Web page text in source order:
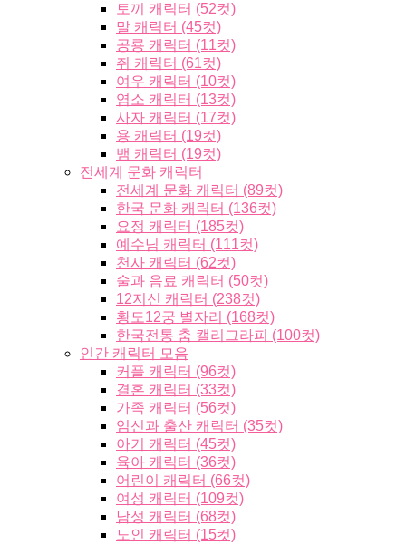
토끼 캐릭터 (52컷)
말 캐릭터 (45컷)
공룡 캐릭터 (11컷)
쥐 캐릭터 (61컷)
여우 캐릭터 (10컷)
염소 캐릭터 (13컷)
사자 캐릭터 (17컷)
용 캐릭터 (19컷)
뱀 캐릭터 (19컷)
전세계 문화 캐릭터
전세계 문화 캐릭터 (89컷)
한국 문화 캐릭터 (136컷)
요정 캐릭터 (185컷)
예수님 캐릭터 (111컷)
천사 캐릭터 (62컷)
술과 음료 캐릭터 (50컷)
12지신 캐릭터 (238컷)
황도12궁 별자리 (168컷)
한국전통 춤 캘리그라피 (100컷)
인간 캐릭터 모음
커플 캐릭터 (96컷)
결혼 캐릭터 (33컷)
가족 캐릭터 (56컷)
임신과 출산 캐릭터 (35컷)
아기 캐릭터 (45컷)
육아 캐릭터 (36컷)
어린이 캐릭터 (66컷)
여성 캐릭터 (109컷)
남성 캐릭터 (68컷)
노인 캐릭터 (15컷)